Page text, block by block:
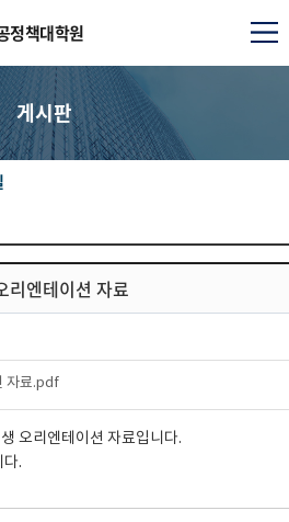
정책대학원
게시판
리엔테이션 자료
자료.pdf
오리엔테이션 자료입니다.
다.